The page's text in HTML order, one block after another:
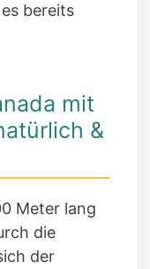
bereits
mit
&
Meter lang
die
der